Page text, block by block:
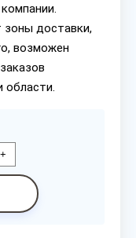
зоны доставки,
возможен
области.
+